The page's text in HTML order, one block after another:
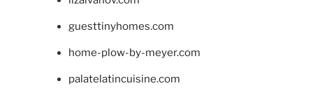
guesttinyhomes.com
home-plow-by-meyer.com
palatelatincuisine.com